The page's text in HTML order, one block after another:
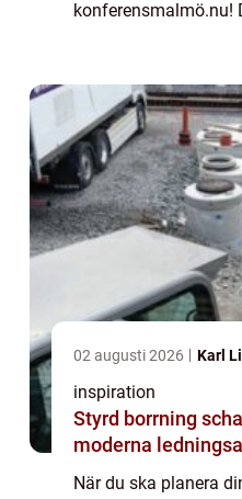
konferensmalmö.nu!
konferenslokaler...
02 augusti 2026 Karl
inspiration
Styrd borrning schaktfri teknik för
moderna
När du ska planera